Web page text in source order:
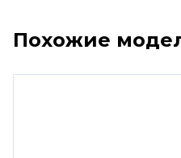
Похожие